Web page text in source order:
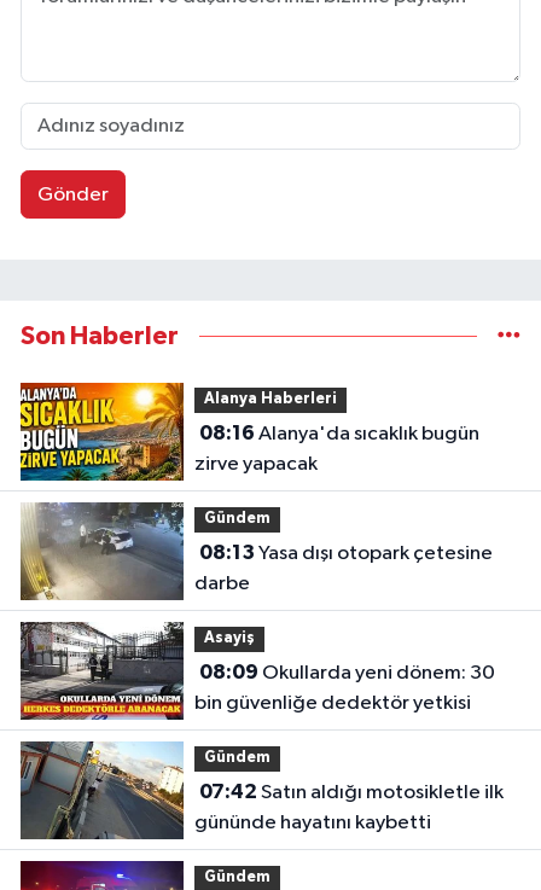
Gönder
Son Haberler
Alanya Haberleri
08:16
zirve yapacak
Gündem
08:13
darbe
Asayiş
08:09
bin güvenliğe dedektör yetkisi
Gündem
07:42
gününde hayatını kaybetti
Gündem